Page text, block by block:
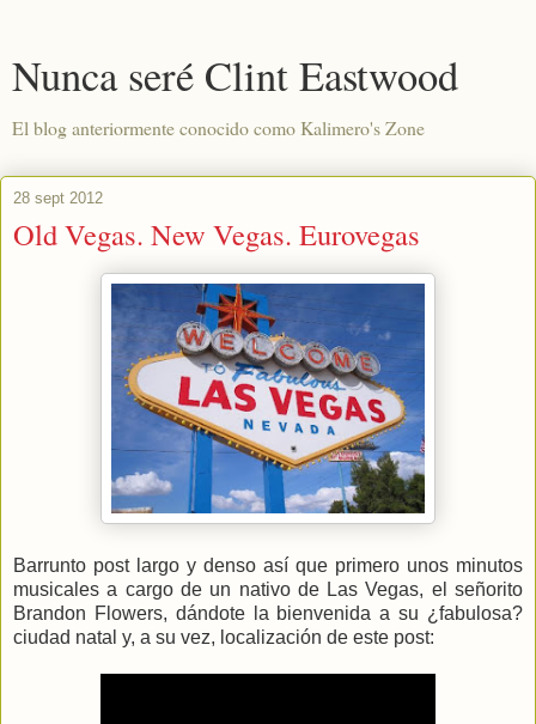
Nunca seré Clint Eastwood
El blog anteriormente conocido como Kalimero's Zone
28 sept 2012
Old Vegas. New Vegas. Eurovegas
Barrunto post largo y denso así que primero unos minutos
musicales a cargo de un nativo de Las Vegas, el señorito
Brandon Flowers, dándote la bienvenida a su ¿fabulosa?
ciudad natal y, a su vez, localización de este post: